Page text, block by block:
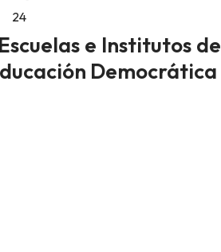
24
e Institutos de
Democrática